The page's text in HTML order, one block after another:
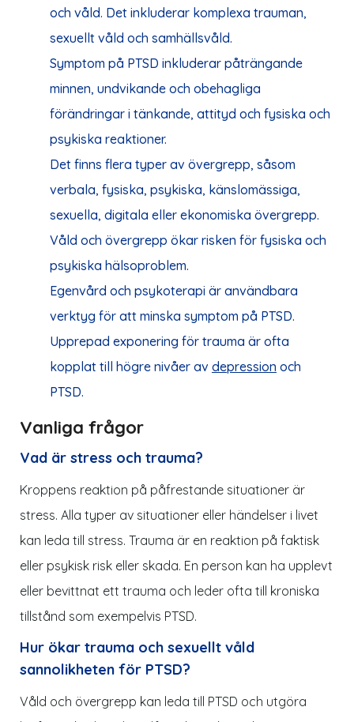
och våld. Det inkluderar komplexa trauman,
sexuellt våld och samhällsvåld.
Symptom på PTSD inkluderar påträngande
minnen, undvikande och obehagliga
förändringar i tänkande, attityd och fysiska och
psykiska reaktioner.
Det finns flera typer av övergrepp, såsom
verbala, fysiska, psykiska, känslomässiga,
sexuella, digitala eller ekonomiska övergrepp.
Våld och övergrepp ökar risken för fysiska och
psykiska hälsoproblem.
Egenvård och psykoterapi är användbara
verktyg för att minska symptom på PTSD.
Upprepad exponering för trauma är ofta
kopplat till högre nivåer av depression och
PTSD.
Vanliga frågor
Vad är stress och trauma?
Kroppens reaktion på påfrestande situationer är
stress. Alla typer av situationer eller händelser i livet
kan leda till stress. Trauma är en reaktion på faktisk
eller psykisk risk eller skada. En person kan ha upplevt
eller bevittnat ett trauma och leder ofta till kroniska
tillstånd som exempelvis PTSD.
Hur ökar trauma och sexuellt våld
sannolikheten för PTSD?
Våld och övergrepp kan leda till PTSD och utgöra